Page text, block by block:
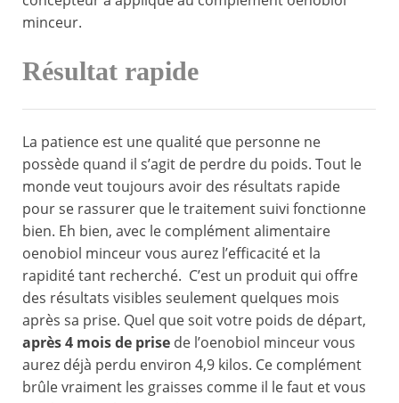
minceur.
Résultat rapide
La patience est une qualité que personne ne
possède quand il s’agit de perdre du poids. Tout le
monde veut toujours avoir des résultats rapide
pour se rassurer que le traitement suivi fonctionne
bien. Eh bien, avec le complément alimentaire
oenobiol minceur vous aurez l’efficacité et la
rapidité tant recherché. C’est un produit qui offre
des résultats visibles seulement quelques mois
après sa prise. Quel que soit votre poids de départ,
après 4 mois de prise de l’oenobiol minceur vous
aurez déjà perdu environ 4,9 kilos. Ce complément
brûle vraiment les graisses comme il le faut et vous